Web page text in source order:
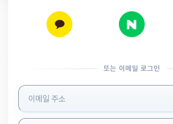
또는 이메일 로그인
로그인 정보 입력